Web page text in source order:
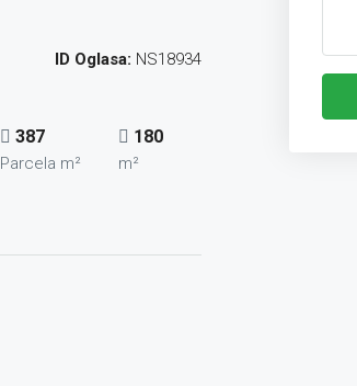
ID Oglasa: NS18934
387
Parcela m²
180
m²